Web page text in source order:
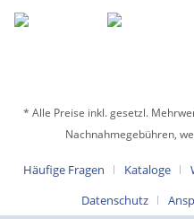
* Alle Preise inkl. gesetzl.
Nachnahmegebühren,
Häufige Fragen Kataloge
Datenschutz